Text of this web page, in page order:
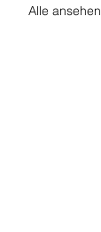
Alle ansehen